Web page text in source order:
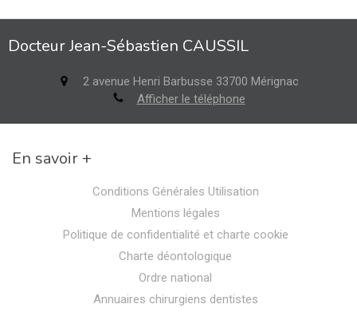
Docteur Jean-Sébastien CAUSSIL
2 avenue Henri Barbusse 33700 Mérignac
Afficher le téléphone
En savoir +
Conditions Générales Utilisation
Mentions légales
Politique de confidentialité et charte cookie
Charte déontologique
Ordre national
Annuaires chirurgiens dentistes